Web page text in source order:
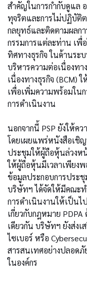
สำคัญในการกำกับดูแล
ทุจริตและการไม่ปฏิบัติ
กลยุทธ์และติดตามผลก
กรรมการแต่ละท่าน เพื่
ทิศทางธุรกิจ ในด้านระ
บริหารความต่อเนื่องทา
เนื่องทางธุรกิจ (BCM)
เพื่อเพิ่มความพร้อมใน
การดำเนินงาน
นอกจากนี้ PSP ยังให้ค
โดยเผยแพร่หนังสือเชิ
ประชุมให้ผู้ถือหุ้นล่วงห
ให้ผู้ถือหุ้นมีเวลาเพียง
ข้อมูลประกอบการประ
บริษัทฯ ได้จัดให้มีคณะ
การดำเนินงานให้เป็น
เกี่ยวกับกฎหมาย
เดียวกัน บริษัทฯ ยังส่งเ
ไซเบอร์ หรือ
สารสนเทศอย่างปลอด
ในองค์กร